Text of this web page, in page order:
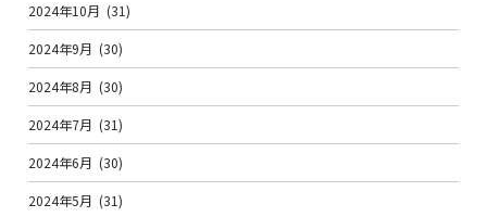
2024年10月 (31)
2024年9月 (30)
2024年8月 (30)
2024年7月 (31)
2024年6月 (30)
2024年5月 (31)